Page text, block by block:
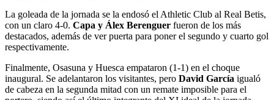
La goleada de la jornada se la endosó el Athletic Club al Real Betis,
con un claro 4-0. Capa y Álex Berenguer fueron de los más
destacados, además de ver puerta para poner el segundo y cuarto gol
respectivamente.
Finalmente, Osasuna y Huesca empataron (1-1) en el choque
inaugural. Se adelantaron los visitantes, pero David García igualó
de cabeza en la segunda mitad con un remate imposible para el